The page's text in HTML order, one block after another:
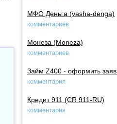
МФО Деньга (vasha-denga)
комментариев
Монеза (Moneza)
комментариев
Займ Z400 - оформить
комментария
Кредит 911 (CR 911-RU)
комментария